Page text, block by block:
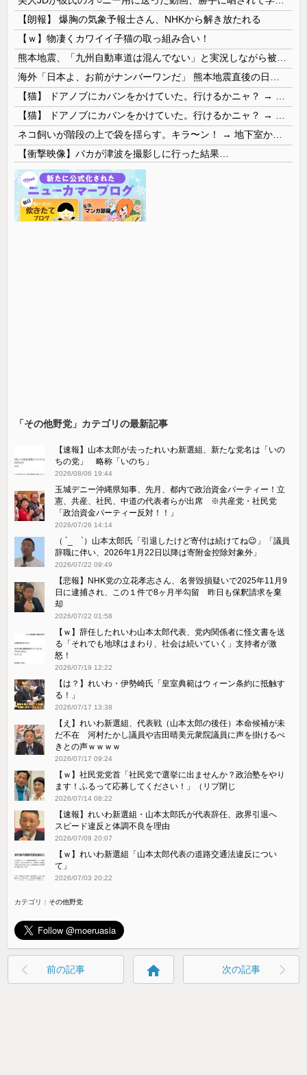
【朗報】 爆胸の気象予報士さん、NHKから解き放たれる
【ｗ】物凄くカワイイ子猫の取っ組み合い！
熊本地震、「九州自動車道は混んでない」と実況しながら被災地へ向かう有名アナなどに批判殺到 全国紙記者「最新の状況をいち早く伝えることは報道機関としての責務」「情報を取り上げることには大きな意義がある」
海外「日本よ、お前がナンバーワンだ」 熊本地震直後の日本の対応のスピードに世界が衝撃
【猫】 ドアノブにカバンをかけていた。行けるかニャ？ → 猫はこうなります…
【猫】 ドアノブにカバンをかけていた。行けるかニャ？ → 猫はこうなります…
ネコ飼いが階段の上で袋を揺らす。キラ〜ン！ → 地下室からヤツが現れる…
【衝撃映像】バカが津波を撮影しに行った結果…
「その他野党」カテゴリの最新記事
【速報】山本太郎が去ったれいわ新選組、新たな党名は「いの
ちの党」 略称「いのち」
2026/08/06 19:44
玉城デニー沖縄県知事、先月、都内で政治資金パーティー！立
憲、共産、社民、中道の代表者らが出席 ※共産党・社民党
「政治資金パーティー反対！！」
2026/07/26 14:14
（ ´_ゝ`）山本太郎氏「引退したけど寄付は続けてね😉」「議員
辞職に伴い、2026年1月22日以降は寄附金控除対象外」
2026/07/22 09:49
【悲報】NHK党の立花孝志さん、名誉毀損疑いで2025年11月9
日に逮捕され、この１件で8ヶ月半勾留 昨日も保釈請求を棄
却
2026/07/22 01:58
【ｗ】辞任したれいわ山本太郎代表、党内関係者に怪文書を送
る「それでも地球はまわり、社会は続いていく」支持者が激
怒！
2026/07/19 12:22
【は？】れいわ・伊勢崎氏「皇室典範はウィーン条約に抵触す
る！」
2026/07/17 13:38
【え】れいわ新選組、代表戦（山本太郎の後任）本命候補が未
だ不在 河村たかし議員や吉田晴美元衆院議員に声を掛けるべ
きとの声ｗｗｗｗ
2026/07/17 09:24
【ｗ】社民党党首「社民党で選挙に出ませんか？政治塾をやり
ます！ふるって応募してください！」（リプ閉じ
2026/07/14 08:22
【速報】れいわ新選組・山本太郎氏が代表辞任、政界引退へ
スピード違反と体調不良を理由
2026/07/09 20:07
【ｗ】れいわ新選組「山本太郎代表の道路交通法違反につい
て」
2026/07/03 20:22
カテゴリ： その他野党
前の記事 home 次の記事